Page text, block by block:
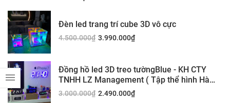
Đèn led trang trí cube 3D vô cực
4.500.000₫ 3.990.000₫
Đồng hồ led 3D treo tườngBlue - KH CTY
TNHH LZ Management ( Tập thể hình Hà
Nội)
3.000.000₫ 2.490.000₫